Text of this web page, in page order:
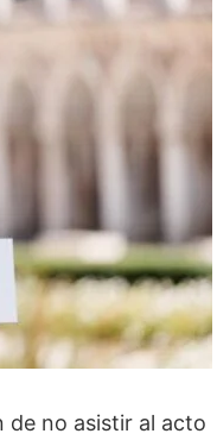
de no asistir al acto